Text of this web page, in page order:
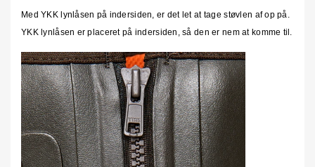
Med YKK lynlåsen på indersiden, er det let at tage støvlen af op på.
YKK lynlåsen er placeret på indersiden, så den er nem at komme til.